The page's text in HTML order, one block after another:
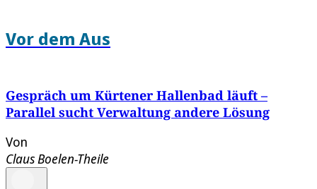
Vor dem Aus
Gespräch um Kürtener Hallenbad läuft –
Parallel sucht Verwaltung andere Lösung
Von
Claus Boelen-Theile